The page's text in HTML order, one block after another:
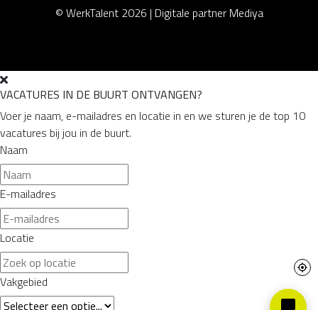
© WerkTalent 2026 | Digitale partner Mediya
VACATURES IN DE BUURT ONTVANGEN?
Voer je naam, e-mailadres en locatie in en we sturen je de top 10
vacatures bij jou in de buurt.
Naam
E-mailadres
Locatie
Vakgebied